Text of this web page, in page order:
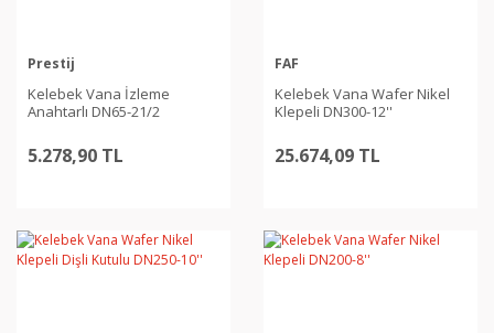
Prestij
Kelebek Vana İzleme
Anahtarlı DN65-21/2
5.278,90 TL
FAF
Kelebek Vana Wafer Nikel
Klepeli DN300-12''
25.674,09 TL